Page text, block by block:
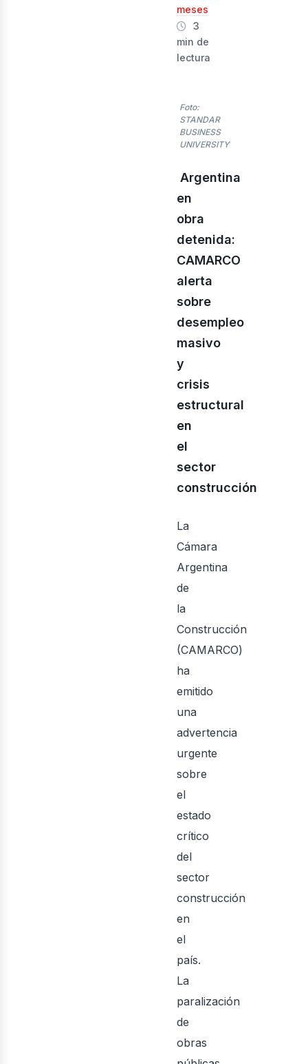
meses
3
min de
lectura
Foto:
STANDAR
BUSINESS
UNIVERSITY
Argentina
en
obra
detenida:
CAMARCO
alerta
sobre
desempleo
masivo
y
crisis
estructural
en
el
sector
construcción
La
Cámara
Argentina
de
la
Construcción
(CAMARCO)
ha
emitido
una
advertencia
urgente
sobre
el
estado
crítico
del
sector
construcción
en
el
país.
La
paralización
de
obras